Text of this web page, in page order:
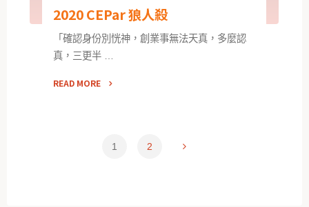
2020 CEPar 狼人殺
「確認身份別恍神，創業事無法天真，多麼認
真，三更半 …
READ MORE
1 2